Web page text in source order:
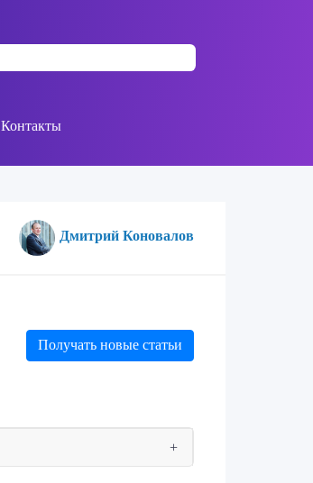
Контакты
Дмитрий Коновалов
Получать новые статьи